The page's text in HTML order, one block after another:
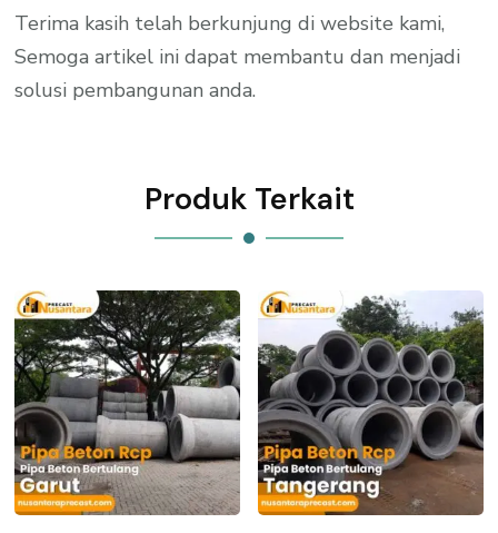
Terima kasih telah berkunjung di website kami,
Semoga artikel ini dapat membantu dan menjadi
solusi pembangunan anda.
Produk Terkait